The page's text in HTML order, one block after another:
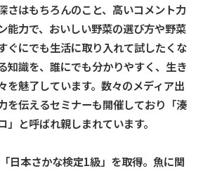
さはもちろんのこと、高いコメント力
能力で、おいしい野菜の選び方や野菜
ぐにでも生活に取り入れて試したくな
知識を、誰にでも分かりやすく、生き
を魅了しています。数々のメディア出
を伝えるセミナーも開催しており「湊
と呼ばれ親しまれています。
日本さかな検定1級」を取得。魚に関